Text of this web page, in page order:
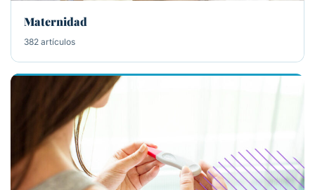
Maternidad
382 artículos